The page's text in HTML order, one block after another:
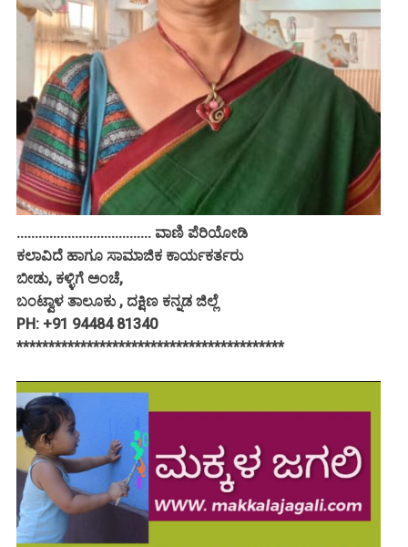
..................................... ವಾಣಿ ಪೆರಿಯೋಡಿ
ಕಲಾವಿದೆ ಹಾಗೂ ಸಾಮಾಜಿಕ ಕಾರ್ಯಕರ್ತರು
ಬೀಡು, ಕಳ್ಳಿಗೆ ಅಂಚೆ,
ಬಂಟ್ವಾಳ ತಾಲೂಕು , ದಕ್ಷಿಣ ಕನ್ನಡ ಜಿಲ್ಲೆ
PH: +91 94484 81340
******************************************